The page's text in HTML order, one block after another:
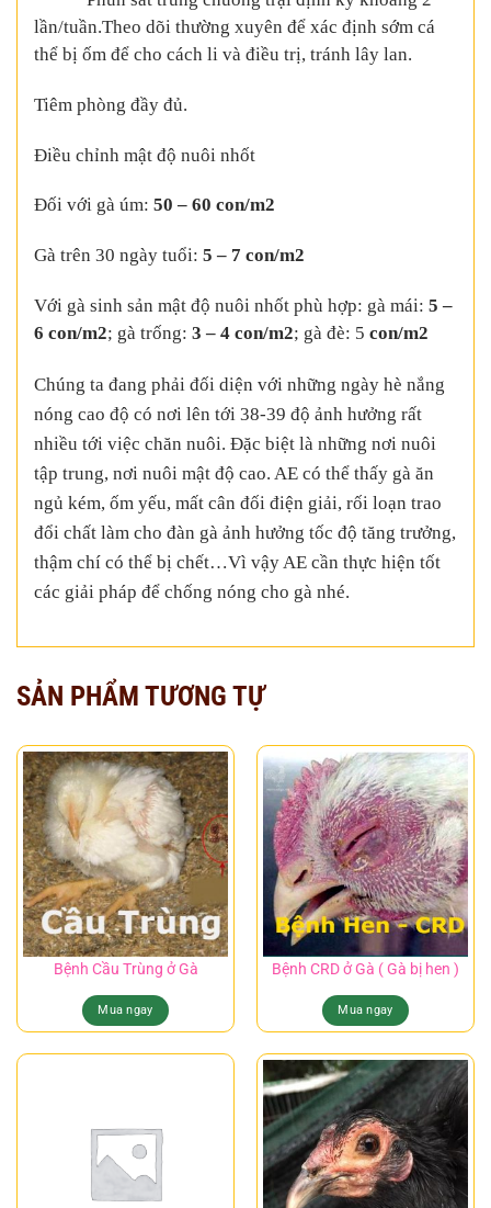
lần/tuần.Theo dõi thường xuyên để xác định sớm cá
thể bị ốm để cho cách li và điều trị, tránh lây lan.
Tiêm phòng đầy đủ.
Điều chỉnh mật độ nuôi nhốt
Đối với gà úm: 50 – 60 con/m2
Gà trên 30 ngày tuổi: 5 – 7 con/m2
Với gà sinh sản mật độ nuôi nhốt phù hợp: gà mái: 5 –
6 con/m2; gà trống: 3 – 4 con/m2; gà đè: 5 con/m2
Chúng ta đang phải đối diện với những ngày hè nắng
nóng cao độ có nơi lên tới 38-39 độ ảnh hưởng rất
nhiều tới việc chăn nuôi. Đặc biệt là những nơi nuôi
tập trung, nơi nuôi mật độ cao. AE có thể thấy gà ăn
ngủ kém, ốm yếu, mất cân đối điện giải, rối loạn trao
đổi chất làm cho đàn gà ảnh hưởng tốc độ tăng trưởng,
thậm chí có thể bị chết…Vì vậy AE cần thực hiện tốt
các giải pháp để chống nóng cho gà nhé.
SẢN PHẨM TƯƠNG TỰ
Bệnh Cầu Trùng ở Gà
Mua ngay
Bệnh CRD ở Gà ( Gà bị hen )
Mua ngay